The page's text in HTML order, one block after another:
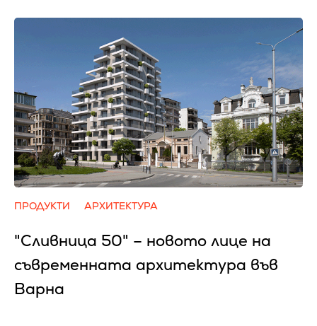
ПРОДУКТИ АРХИТЕКТУРА
"Сливница 50" – новото лице на
съвременната архитектура във
Варна